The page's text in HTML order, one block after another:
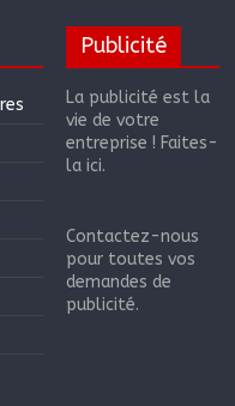
Publicité
La publicité est la
vie de votre
entreprise ! Faites-
la ici.
Contactez-nous
pour toutes vos
demandes de
publicité.